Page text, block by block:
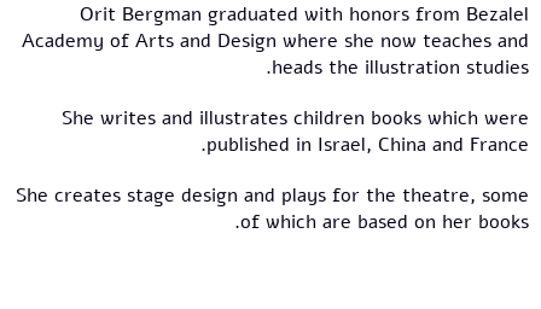
Orit Bergman graduated with honors from Bezalel
Academy of Arts and Design where she now teaches and
heads the illustration studies.
She writes and illustrates children books which were
published in Israel, China and France.
She creates stage design and plays for the theatre, some
of which are based on her books.